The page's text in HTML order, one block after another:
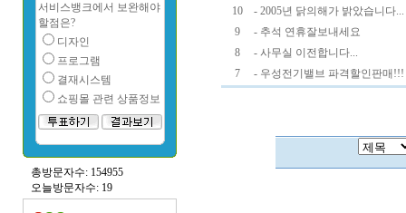
서비스뱅크에서 보완해야
할점은?
디자인
프로그램
결재시스템
쇼핑몰 관련 상품정보
총방문자수: 154955
오늘방문자수: 19
10
- 2005년 닭의해가 밝았습니다...
9
- 추석 연휴잘보내세요
8
- 사무실 이전합니다...
7
- 우성전기밸브 파격할인판매!!!